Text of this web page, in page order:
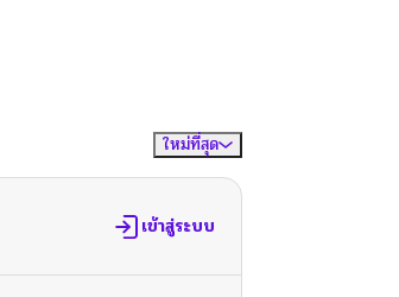
ใหม่ที่สุด
เข้าสู่ระบบ